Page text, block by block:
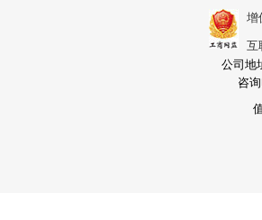
增
互
公司地
咨